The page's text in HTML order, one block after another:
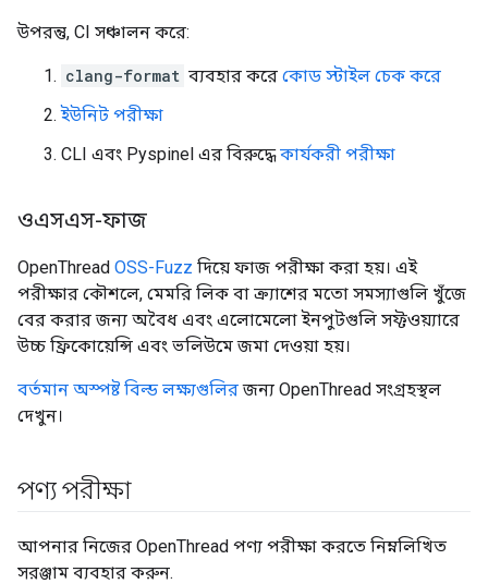
উপরন্তু, CI সঞ্চালন করে:
clang-format ব্যবহার করে কোড স্টাইল চেক করে
ইউনিট পরীক্ষা
CLI এবং Pyspinel এর বিরুদ্ধেকার্যকরী পরীক্ষা
ওএসএস-ফাজ
OpenThread OSS-Fuzz দিয়ে ফাজ পরীক্ষা করা হয়। এই
পরীক্ষার কৌশলে, মেমরি লিক বা ক্র্যাশের মতো সমস্যাগুলি খুঁজে
বের করার জন্য অবৈধ এবং এলোমেলো ইনপুটগুলি সফ্টওয়্যারে
উচ্চ ফ্রিকোয়েন্সি এবং ভলিউমে জমা দেওয়া হয়।
বর্তমান অস্পষ্ট বিল্ড লক্ষ্যগুলিরজন্য OpenThread সংগ্রহস্থল
দেখুন।
পণ্য পরীক্ষা
আপনার নিজের OpenThread পণ্য পরীক্ষা করতে নিম্নলিখিত
সরঞ্জাম ব্যবহার করুন.